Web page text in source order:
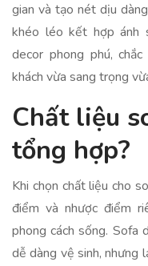
gian và tạo nét dịu
khéo léo kết hợp ánh
decor phong phú,
khách vừa sang trọng
Chất liệu
tổng hợp?
Khi chọn chất liệu cho
điểm và nhược điểm
phong cách sống.
dễ dàng vệ sinh, nhưng